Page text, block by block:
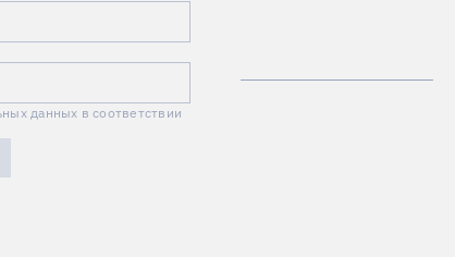
данных в соответствии